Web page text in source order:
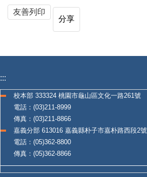
友善列印
分享
:::
校本部 333324 桃園市龜山區文化一路261號
電話：(03)211-8999
傳真：(03)211-8866
嘉義分部 613016 嘉義縣朴子市嘉朴路西段2號
電話：(05)362-8800
傳真：(05)362-8866